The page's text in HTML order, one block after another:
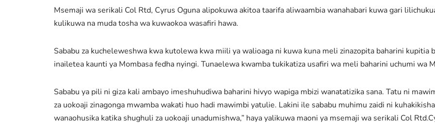
Msemaji wa serikali Col Rtd, Cyrus Oguna alipokuwa akitoa taarifa aliwaambia wanahabari kuwa gari
kulikuwa na muda tosha wa kuwaokoa wasafiri hawa.
Sababu za kucheleweshwa kwa kutolewa kwa miili ya walioaga ni kuwa kuna meli zinazopita baharini kupitia
inailetea kaunti ya Mombasa fedha nyingi. Tunaelewa kwamba tukikatiza usafiri wa meli baharini uchumi wa
Sababu ya pili ni giza kali ambayo imeshuhudiwa baharini hivyo wapiga mbizi wanatatizika sana. Tatu ni
za uokoaji zinagonga mwamba wakati huo hadi mawimbi yatulie. Lakini ile sababu muhimu zaidi ni
wanaohusika katika shughuli za uokoaji unadumishwa,” haya yalikuwa maoni ya msemaji wa serikali Col